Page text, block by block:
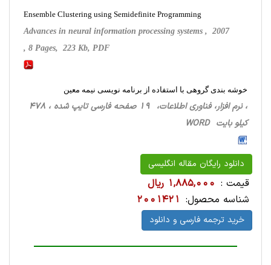
Ensemble Clustering using Semidefinite Programming
Advances in neural information processing systems , 2007
, 8 Pages, 223 Kb, PDF
خوشه بندی گروهی با استفاده از برنامه نویسی نیمه معین
، نرم افزار، فناوری اطلاعات، 19 صفحه فارسی تایپ شده ، 478
کیلو بایت WORD
دانلود رایگان مقاله انگلیسی
قیمت : 1,885,000 ریال
شناسه محصول: 2001421
خرید ترجمه فارسی و دانلود